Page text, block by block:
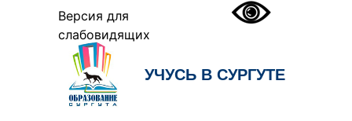
Версия для
слабовидящих
УЧУСЬ В СУРГУТЕ